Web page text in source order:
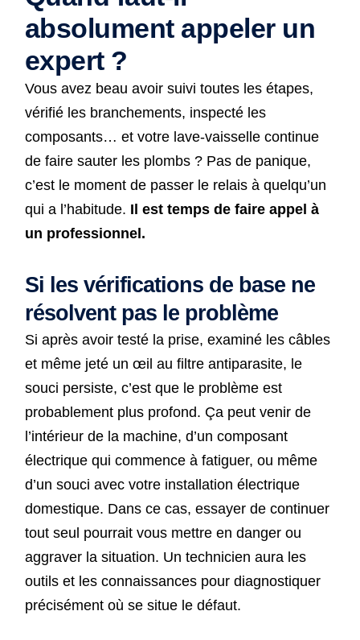
absolument appeler un
expert ?
Vous avez beau avoir suivi toutes les étapes,
vérifié les branchements, inspecté les
composants… et votre lave-vaisselle continue
de faire sauter les plombs ? Pas de panique,
c’est le moment de passer le relais à quelqu’un
qui a l’habitude. Il est temps de faire appel à
un professionnel.
Si les vérifications de base ne
résolvent pas le problème
Si après avoir testé la prise, examiné les câbles
et même jeté un œil au filtre antiparasite, le
souci persiste, c’est que le problème est
probablement plus profond. Ça peut venir de
l’intérieur de la machine, d’un composant
électrique qui commence à fatiguer, ou même
d’un souci avec votre installation électrique
domestique. Dans ce cas, essayer de continuer
tout seul pourrait vous mettre en danger ou
aggraver la situation. Un technicien aura les
outils et les connaissances pour diagnostiquer
précisément où se situe le défaut.